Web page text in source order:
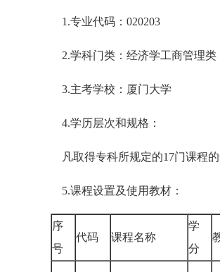
1.专业代码：020203
2.学科门类：经济学工商管理类
3.主考学校：厦门大学
4.学历层次和规格：
凡取得专科所规定的17门课程的
5.课程设置及使用教材：
序
号
代码 课程名称
学
分